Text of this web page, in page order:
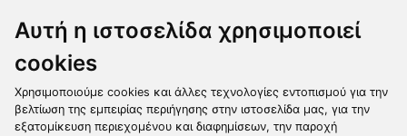
Αυτή η ιστοσελίδα χρησιμοποιεί
cookies
Χρησιμοποιούμε cookies και άλλες τεχνολογίες εντοπισμού για την
βελτίωση της εμπειρίας περιήγησης στην ιστοσελίδα μας, για την
εξατομίκευση περιεχομένου και διαφημίσεων, την παροχή